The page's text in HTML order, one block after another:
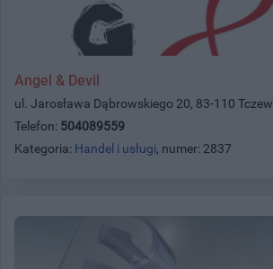
Angel & Devil
ul. Jarosława Dąbrowskiego 20, 83-110 Tczew
Telefon: 504089559
Kategoria: Handel i usługi, numer: 2837